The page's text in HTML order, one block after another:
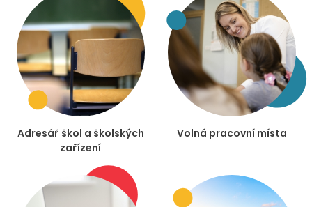
Adresář škol a školských
zařízení
Volná pracovní místa